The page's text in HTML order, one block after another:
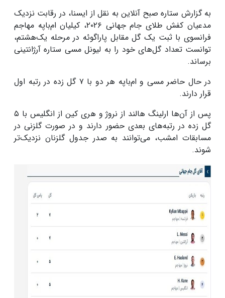
به گزارش ستاره صبح آنلاین به نقل از ایسنا، در رقابت نزدیک
مدعیان کفش طلای جام جهانی ۲۰۲۶، کیلیان ام‌باپه مهاجم
فرانسوی با ثبت یک گل مقابل پاراگوئه در مرحله یک‌هشتم،
توانست تعداد گل‌های خود را به لیونل مسی ستاره آرژانتینی
برساند.
در حال حاضر مسی و ام‌باپه هر دو با ۷ گل زده در رتبه اول
قرار دارند.
پس از آن‌ها ارلینگ هالند از نروژ و هری کین از انگلیس با ۵
گل زده در رتبه‌های بعدی حضور دارند و در صورت گلزنی در
مسابقات امشب، می‌توانند به صدر جدول گلزنان نزدیک‌تر
شوند.